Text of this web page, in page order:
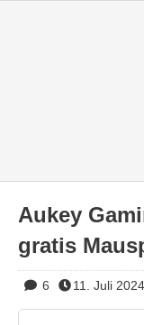
Aukey
gratis
6 11. Juli 2024